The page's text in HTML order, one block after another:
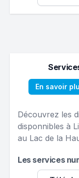
En savoir
Découvrez les
disponnibles à
au Lac de la
Les services